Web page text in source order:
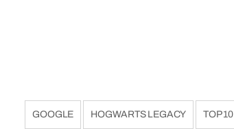
GOOGLE HOGWARTS LEGACY TOP 10